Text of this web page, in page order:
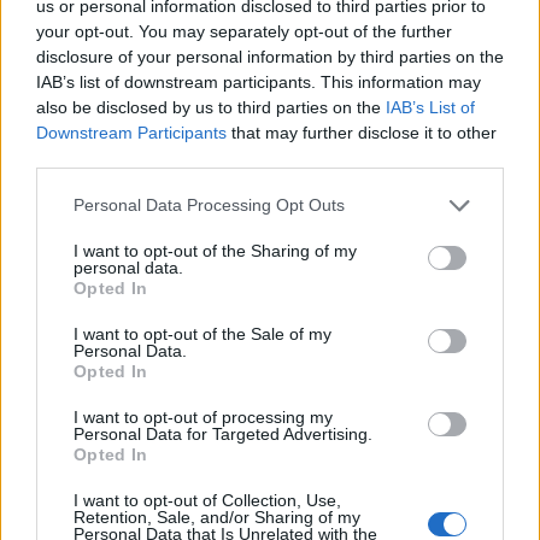
us or personal information disclosed to third parties prior to
your opt-out. You may separately opt-out of the further
disclosure of your personal information by third parties on the
IAB’s list of downstream participants. This information may
also be disclosed by us to third parties on the IAB’s List of
Downstream Participants that may further disclose it to other
Personal Data Processing Opt Outs
I want to opt-out of the Sharing of my
personal data.
Opted In
I want to opt-out of the Sale of my
Personal Data.
Opted In
I want to opt-out of processing my
Personal Data for Targeted Advertising.
Opted In
I want to opt-out of Collection, Use,
Retention, Sale, and/or Sharing of my
Personal Data that Is Unrelated with the
DEIXA UNA RESPOSTA
Comentari:
Deseu el meu nom, el correu electrònic i el lloc web en